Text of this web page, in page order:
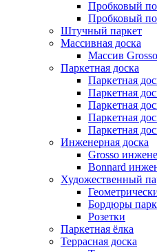
Пробковый
Пробковый
Штучный паркет
Массивная доска
Массив Grosso
Паркетная доска
Паркетная
Паркетная
Паркетная
Паркетная
Паркетная
Инженерная доска
Grosso
Bonnard
Художественный
Бордюры
Розетки
Паркетная ёлка
Террасная доска